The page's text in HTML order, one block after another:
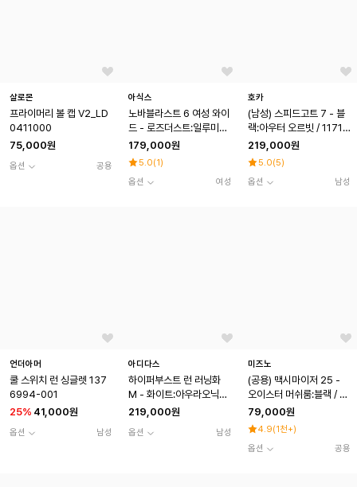
살로몬
프라이머리 볼 캡 V2_LD
0411000
75,000원
옵션 공용
아식스
노바블라스트 6 여성 와이
드 - 로즈더스트:일루미네
이트옐로우 / 1012C007
-700
179,000원
5.0(1)
옵션
여성
호카
(남성) 스피드고트 7 - 블
랙:아우터 오르빗 / 11719
28-BCKT
219,000원
5.0(5)
옵션
남성
언더아머
쿨 스위치 런 싱글렛 137
6994-001
25% 41,000원
옵션 남성
아디다스
하이퍼부스트 런 러닝화
M - 화이트:아우라오닉스
/ KH8132
219,000원
옵션 남성
미즈노
(공용) 맥시마이저 25 -
오이스터 머쉬룸:블랙 / K1
GA230005
79,000원
4.9(1천+)
옵션
공용